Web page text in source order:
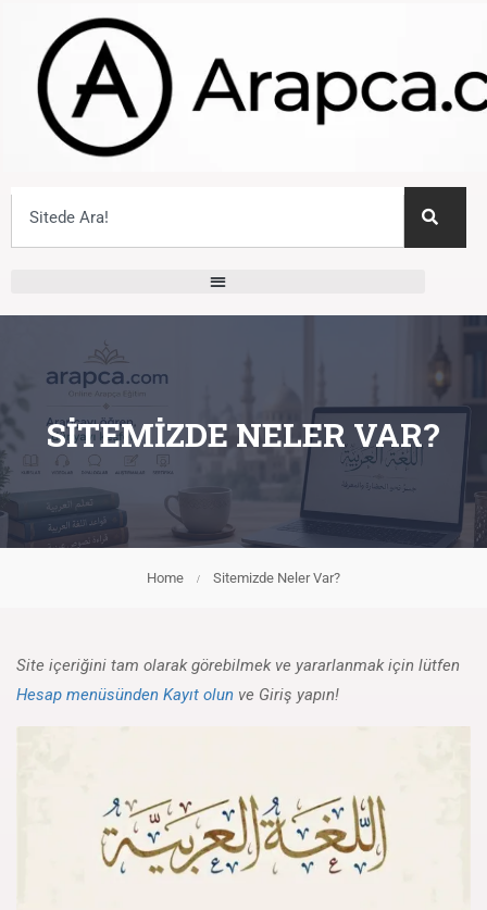
Home Sitemizde Neler Var?
SITEMIZDE NELER VAR?
Site içeriğini tam olarak görebilmek ve yararlanmak için lütfen
Hesap menüsünden Kayıt olun ve Giriş yapın!